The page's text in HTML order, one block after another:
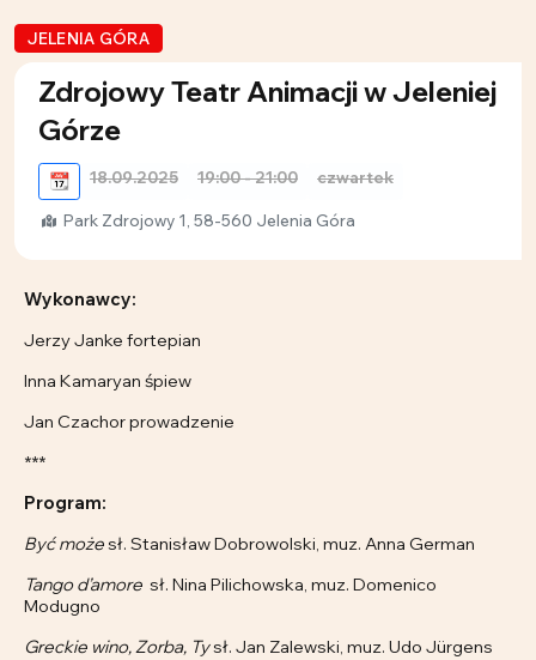
JELENIA GÓRA
Zdrojowy Teatr Animacji w Jeleniej
Górze
📆 18.09.2025 19:00 - 21:00 czwartek
Park Zdrojowy 1, 58-560 Jelenia Góra
Wykonawcy:
Jerzy Janke fortepian
Inna Kamaryan śpiew
Jan Czachor prowadzenie
***
Program:
Być możesł. Stanisław Dobrowolski, muz. Anna German
Tango d’amore sł. Nina Pilichowska, muz. Domenico
Modugno
Greckie wino, Zorba, Tysł. Jan Zalewski, muz. Udo Jürgens